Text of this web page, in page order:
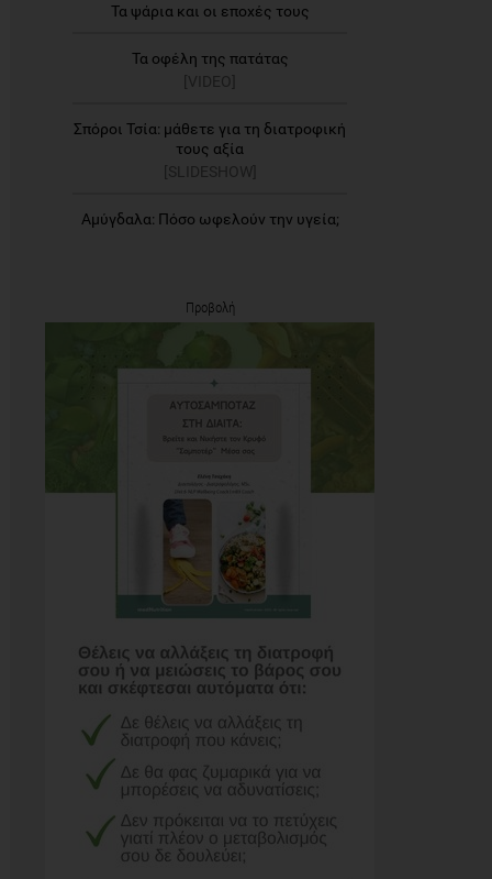
Τα ψάρια και οι εποχές τους
Τα οφέλη της πατάτας
[VIDEO]
Σπόροι Τσία: μάθετε για τη διατροφική
τους αξία
[SLIDESHOW]
Αμύγδαλα: Πόσο ωφελούν την υγεία;
Προβολή